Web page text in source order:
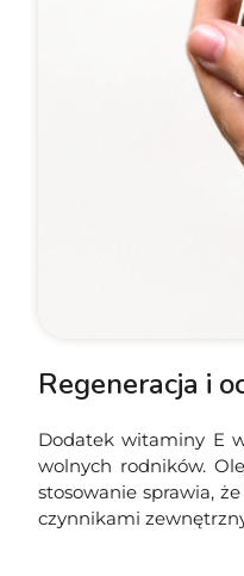
Regeneracja i
Dodatek witaminy E
wolnych rodników.
stosowanie sprawia,
czynnikami